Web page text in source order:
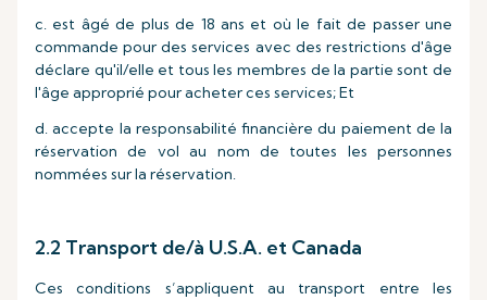
c. est âgé de plus de 18 ans et où le fait de passer une
commande pour des services avec des restrictions d'âge
déclare qu'il/elle et tous les membres de la partie sont de
l'âge approprié pour acheter ces services; Et
d. accepte la responsabilité financière du paiement de la
réservation de vol au nom de toutes les personnes
nommées sur la réservation.
2.2 Transport de/à U.S.A. et Canada
Ces conditions s’appliquent au transport entre les